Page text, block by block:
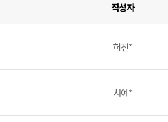
작성자
허진*
서예*